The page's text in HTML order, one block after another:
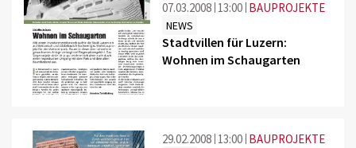
07.03.2008 13:00 BAUPROJEKTE
NEWS
Stadtvillen für Luzern:
Wohnen im Schaugarten
29.02.2008 13:00 BAUPROJEKTE